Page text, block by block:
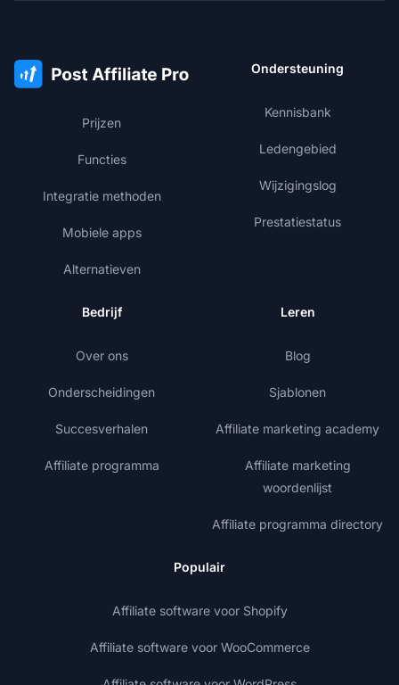
Prijzen
Functies
Integratie methoden
Mobiele apps
Alternatieven
Ondersteuning
Kennisbank
Ledengebied
Wijzigingslog
Prestatiestatus
Bedrijf
Over ons
Onderscheidingen
Succesverhalen
Affiliate programma
Leren
Blog
Sjablonen
Affiliate marketing academy
Affiliate marketing
woordenlijst
Affiliate programma directory
Populair
Affiliate software voor Shopify
Affiliate software voor WooCommerce